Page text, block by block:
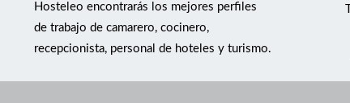
Hosteleo encontrarás los mejores perfiles
de trabajo de camarero, cocinero,
recepcionista, personal de hoteles y turismo.